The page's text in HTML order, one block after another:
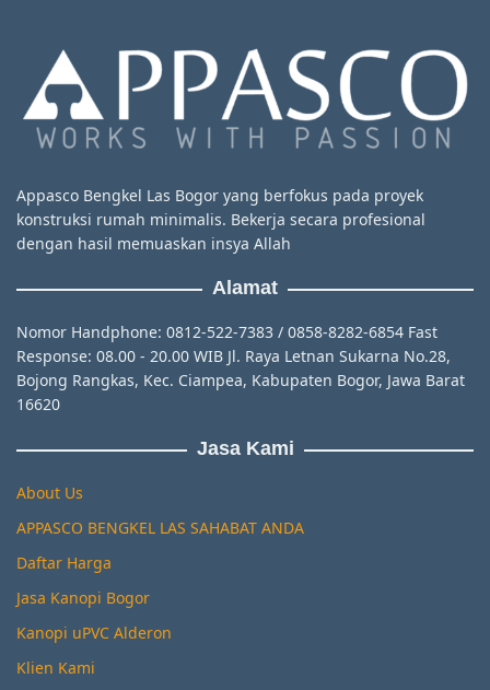
Appasco Bengkel Las Bogor yang berfokus pada proyek
konstruksi rumah minimalis. Bekerja secara profesional
dengan hasil memuaskan insya Allah
Alamat
Nomor Handphone: 0812-522-7383 / 0858-8282-6854 Fast
Response: 08.00 - 20.00 WIB Jl. Raya Letnan Sukarna No.28,
Bojong Rangkas, Kec. Ciampea, Kabupaten Bogor, Jawa Barat
16620
Jasa Kami
About Us
APPASCO BENGKEL LAS SAHABAT ANDA
Daftar Harga
Jasa Kanopi Bogor
Kanopi uPVC Alderon
Klien Kami